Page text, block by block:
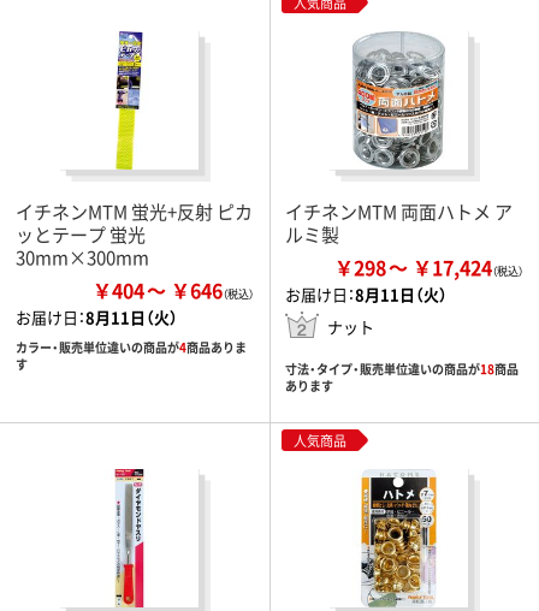
イチネンMTM 蛍光+反射 ピカ
ッとテープ 蛍光
30mm×300mm
￥404 ￥646
お届け日：8月11日（火）
カラー・販売単位違いの商品が4商品ありま
す
イチネンMTM 両面ハトメ ア
ルミ製
￥298 ￥17,424
お届け日：8月11日（火）
ナット
寸法・タイプ・販売単位違いの商品が18商品
あります
人気商品